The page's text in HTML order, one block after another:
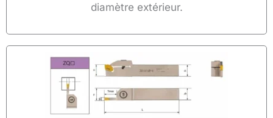
diamètre extérieur.